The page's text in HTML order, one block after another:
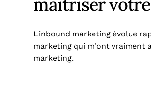
L'inbound marketing évolue
marketing qui m'ont vraiment
marketing.